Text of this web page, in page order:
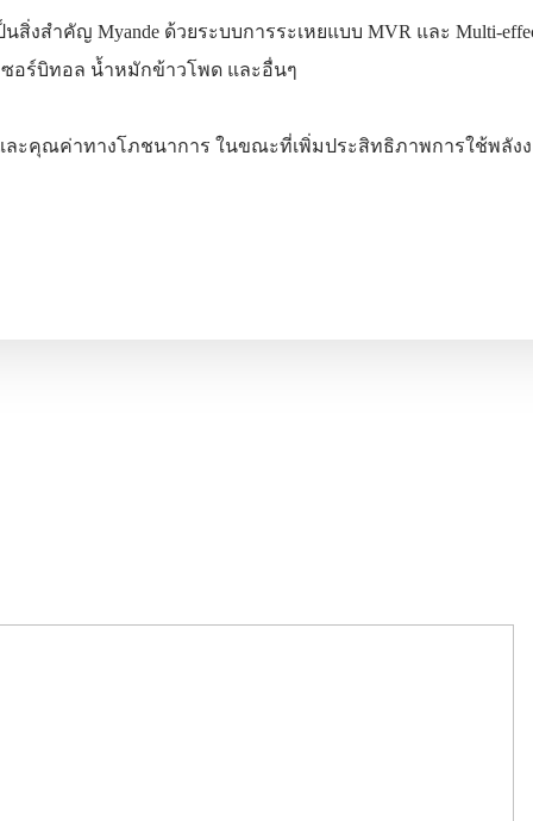
สำคัญ Myande ด้วยระบบการระเหยแบบ MVR และ Multi-
อร์บิทอล น้ำหมักข้าวโพด และอื่นๆ
ะคุณค่าทางโภชนาการ ในขณะที่เพิ่มประสิทธิภาพการใช้พลัง